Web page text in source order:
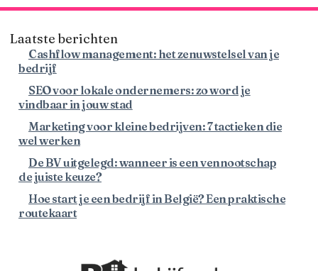
Laatste berichten
Cashflow management: het zenuwstelsel van je
bedrijf
SEO voor lokale ondernemers: zo word je
vindbaar in jouw stad
Marketing voor kleine bedrijven: 7 tactieken die
wel werken
De BV uitgelegd: wanneer is een vennootschap
de juiste keuze?
Hoe start je een bedrijf in België? Een praktische
routekaart